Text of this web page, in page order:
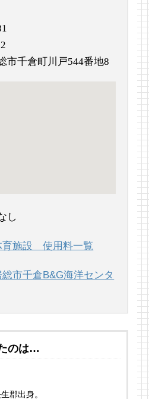
市千倉町川戸544番地8
し
育施設 使用料一覧
市千倉B&G海洋センタ
のは…
郡出身。